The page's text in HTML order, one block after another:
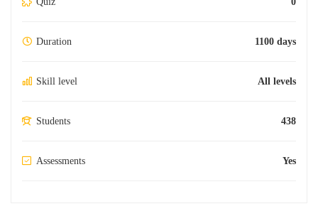
Duration 1100 days
Skill level All levels
Students 438
Assessments Yes